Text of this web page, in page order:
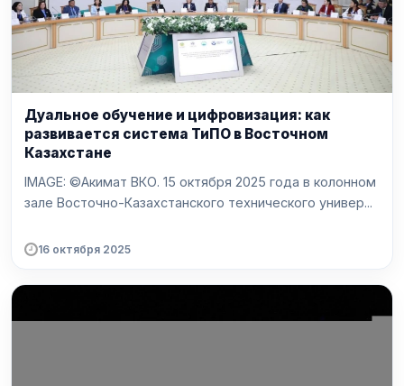
Дуальное обучение и цифровизация: как
развивается система ТиПО в Восточном
Казахстане
IMAGE: ©Акимат ВКО. 15 октября 2025 года в колонном
зале Восточно-Казахстанского технического универ...
16 октября 2025